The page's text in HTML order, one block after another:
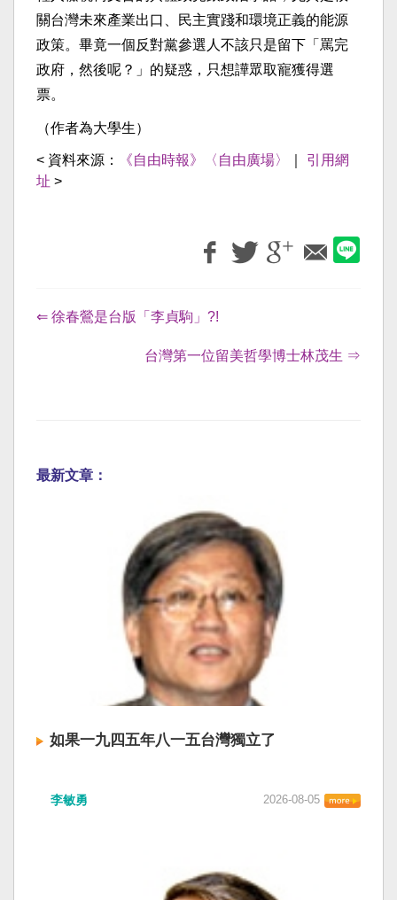
關台灣未來產業出口、民主實踐和環境正義的能源
政策。畢竟一個反對黨參選人不該只是留下「罵完
政府，然後呢？」的疑惑，只想譁眾取寵獲得選
票。
（作者為大學生）
< 資料來源： 《自由時報》〈自由廣場〉
引用網
址 >
⇐ 徐春鶯是台版「李貞駒」?!
台灣第一位留美哲學博士林茂生 ⇒
最新文章：
如果一九四五年八一五台灣獨立了
李敏勇 2026-08-05